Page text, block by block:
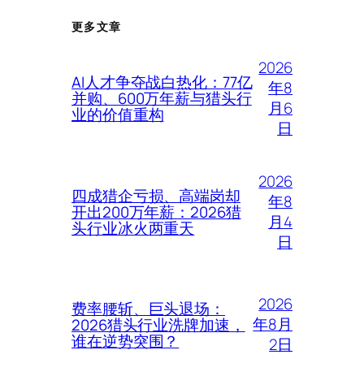
更多文章
AI人才争夺战白热化：77亿
并购、600万年薪与猎头行
业的价值重构
2026
年8
月6
日
四成猎企亏损、高端岗却
开出200万年薪：2026猎
头行业冰火两重天
2026
年8
月4
日
费率腰斩、巨头退场：
2026猎头行业洗牌加速，
谁在逆势突围？
2026
年8月
2日